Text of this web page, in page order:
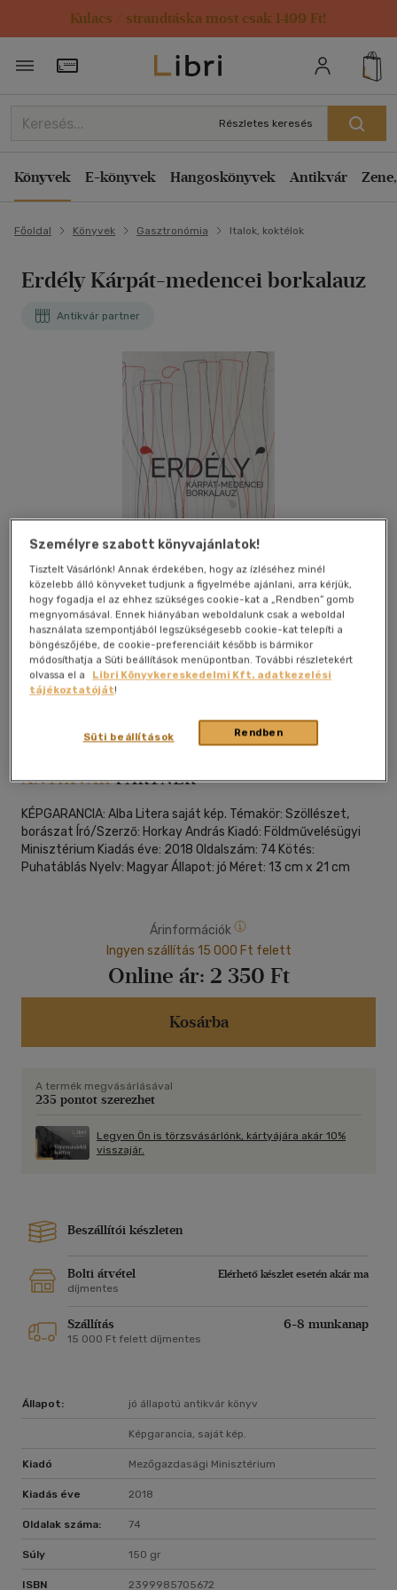
Kulacs / strandtáska most csak 1499 Ft!
Törzsvásárlói Kártya adatai
Részletes keresés
Könyvek E-könyvek Hangoskönyvek Antikvár
Főoldal Könyvek Gasztronómia Italok, koktélok
Erdély Kárpát-medencei borkalauz
Antikvár partner
Kívánságlistához adom Megosztom
2018|papír / puha kötés
KÉPGARANCIA: Alba Litera saját kép. Témakör: Szöllészet,
borászat Író/Szerző: Horkay András Kiadó: Földművelésügyi
Minisztérium Kiadás éve: 2018 Oldalszám: 74 Kötés:
Puhatáblás Nyelv: Magyar Állapot: jó Méret: 13 cm x 21 cm
Árinformációk
Ingyen szállítás 15 000 Ft felett
Online ár: 2 350 Ft
Kosárba
A termék megvásárlásával
235 pontot szerezhet
Legyen Ön is törzsvásárlónk, kártyájára akár 10%
visszajár.
Beszállítói készleten
Bolti átvétel
Elérhető készlet esetén akár ma
díjmentes
Szállítás 6-8 munkanap
15 000 Ft felett díjmentes
Állapot: jó állapotú antikvár könyv
Képgarancia, saját kép.
Kiadó Mezőgazdasági Minisztérium
Kiadás éve 2018
Oldalak száma: 74
Súly 150 gr
ISBN 2399985705672
Személyre szabott könyvajánlatok!
Tisztelt Vásárlónk! Annak érdekében, hogy az ízléséhez minél
közelebb álló könyveket tudjunk a figyelmébe ajánlani, arra kérjük,
hogy fogadja el az ehhez szükséges cookie-kat a „Rendben” gomb
megnyomásával. Ennek hiányában weboldalunk csak a weboldal
használata szempontjából legszükségesebb cookie-kat telepíti a
böngészőjébe, de cookie-preferenciáit később is bármikor
módosíthatja a Süti beállítások menüpontban. További részletekért
olvassa el a
Libri Könyvkereskedelmi Kft. adatkezelési
tájékoztatóját!
Rendben
Süti beállítások